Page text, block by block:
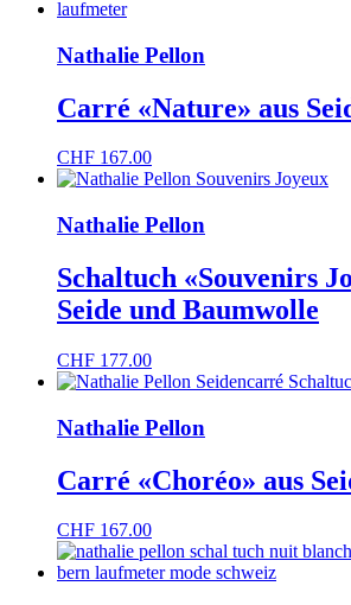
Bio(33)
Schweizer Design(81)
Schweizer Produktion
Nathalie Pellon
Carré «Nature» aus
CHF 167.00
Nathalie Pellon
Schaltuch «Souvenirs
Seide und Baumwolle
CHF 177.00
Nathalie Pellon
Carré «Choréo» aus
CHF 167.00